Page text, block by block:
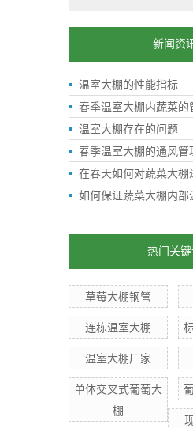
新闻资
温室大棚的性能指标
春季温室大棚内蔬菜的
温室大棚存在的问题
春季温室大棚的通风管
在春天如何对蔬菜大棚
如何保证蔬菜大棚内部
热门关键
草莓大棚钢管
连栋温室大棚
温室大棚厂家
单体交叉式葡萄大
棚